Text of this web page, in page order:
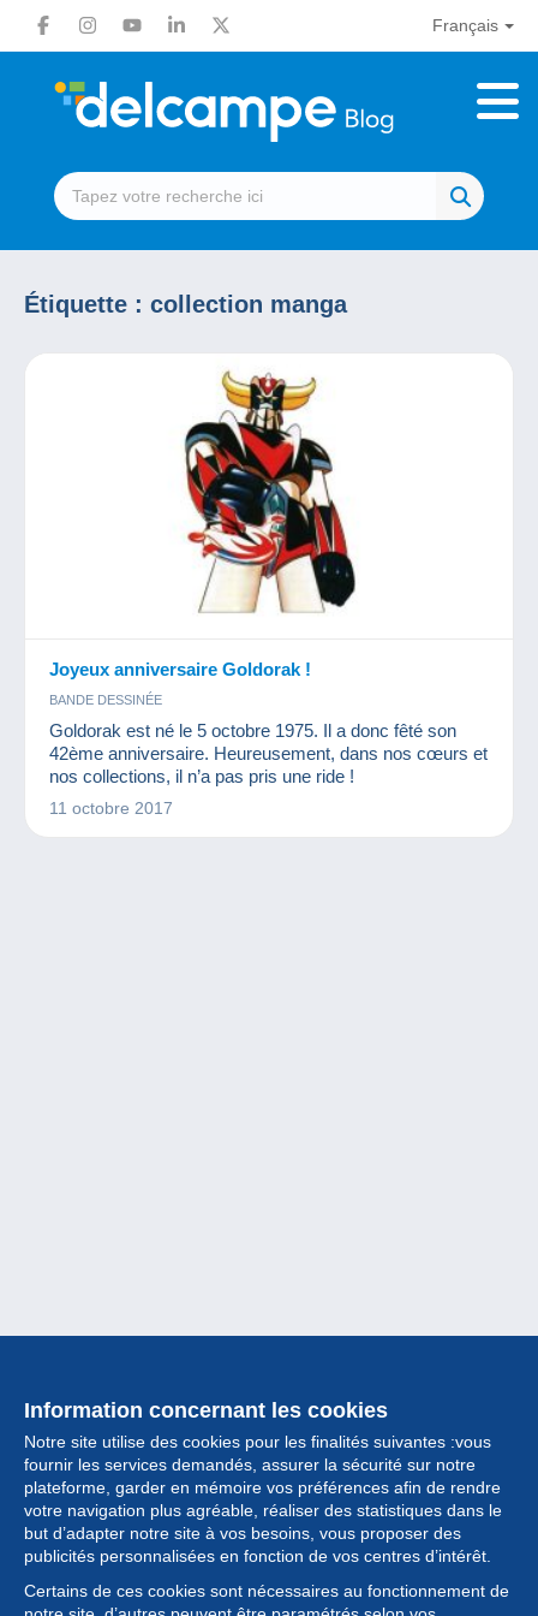
Français
Étiquette : collection manga
Joyeux anniversaire Goldorak !
BANDE DESSINÉE
Goldorak est né le 5 octobre 1975. Il a donc fêté son
42ème anniversaire. Heureusement, dans nos cœurs et
nos collections, il n’a pas pris une ride !
11 octobre 2017
Information concernant les cookies
Notre site utilise des cookies pour les finalités suivantes :vous
fournir les services demandés, assurer la sécurité sur notre
plateforme, garder en mémoire vos préférences afin de rendre
votre navigation plus agréable, réaliser des statistiques dans le
but d’adapter notre site à vos besoins, vous proposer des
publicités personnalisées en fonction de vos centres d’intérêt.
Certains de ces cookies sont nécessaires au fonctionnement de
Collection
Actualités